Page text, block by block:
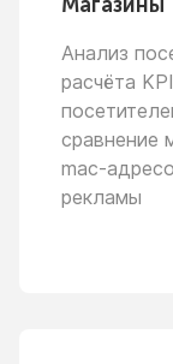
Анализ
расчёта
сравнение
mac-
рекламы